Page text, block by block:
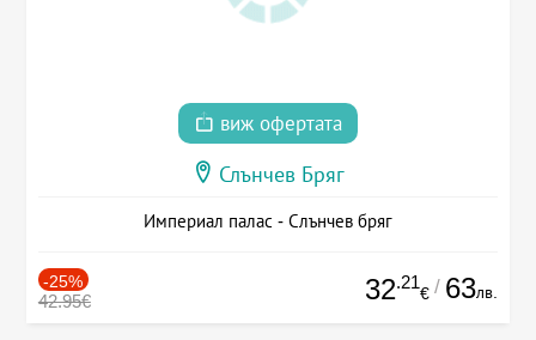
виж офертата
Слънчев Бряг
Империал палас - Слънчев бряг
-25%
42.95€ 32.21
€ / 63лв.